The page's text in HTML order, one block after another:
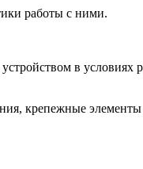
работы с ними.
в
крепежные